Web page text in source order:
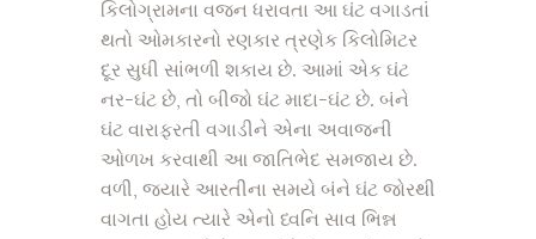
કિલોગ્રામના વજન ધરાવતા આ ઘંટ વગાડતાં
થતો ઓમકારનો રણકાર ત્રણેક કિલોમિટર
દૂર સુધી સાંભળી શકાય છે. આમાં એક ઘંટ
નર-ઘંટ છે, તો બીજો ઘંટ માદા-ઘંટ છે. બંને
ઘંટ વારાફરતી વગાડીને એના અવાજની
ઓળખ કરવાથી આ જાતિભેદ સમજાય છે.
વળી, જ્યારે આરતીના સમયે બંને ઘંટ જોરથી
વાગતા હોય ત્યારે એનો ધ્વનિ સાવ ભિન્ન